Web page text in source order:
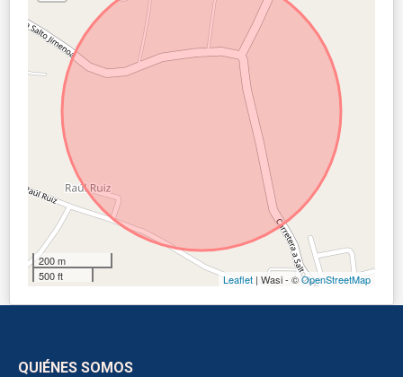
200 m
500 ft
Leaflet | Wasi - ©OpenStreetMap
QUIÉNES SOMOS